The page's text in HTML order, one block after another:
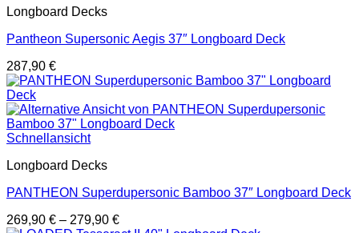
Longboard Decks
Pantheon Supersonic Aegis 37″ Longboard Deck
287,90 €
Schnellansicht
Longboard Decks
PANTHEON Superdupersonic Bamboo 37″ Longboard Deck
269,90 € – 279,90 €